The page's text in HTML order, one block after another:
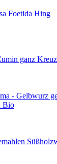
Foetida Hing
Bio